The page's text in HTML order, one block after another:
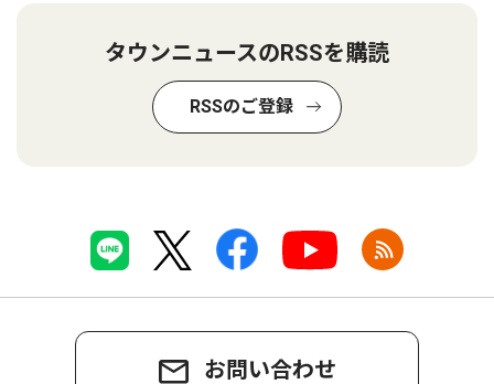
タウンニュースのRSSを購読
RSSのご登録
お問い合わせ